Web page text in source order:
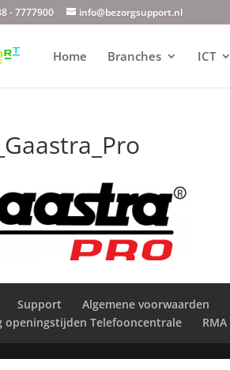
- 7777900 info@bezorgsupport.nl
Home Branches ICT
Support Algemene voorwaarden
openingstijden Telefooncentrale
RMA